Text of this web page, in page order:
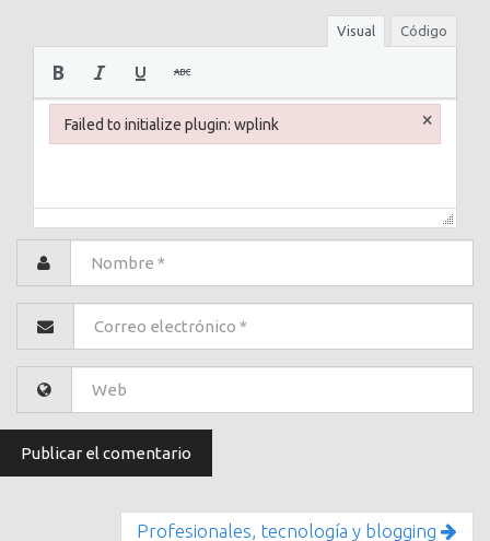
Visual Código
Profesionales, tecnología y blogging
Failed to initialize plugin: wplink ×
Failed to initialize plugin: wplink